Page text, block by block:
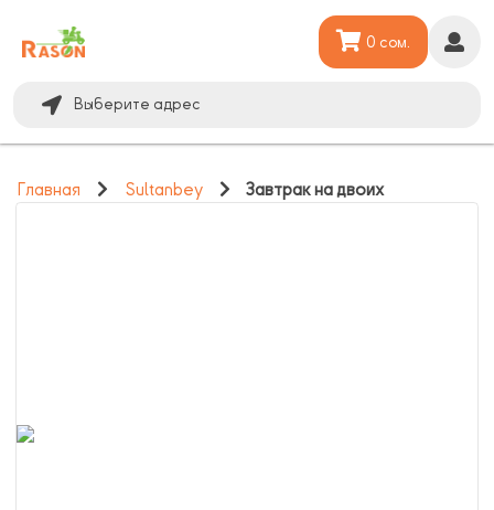
Выберите адрес
0 сом.
Главная Sultanbey Завтрак на двоих